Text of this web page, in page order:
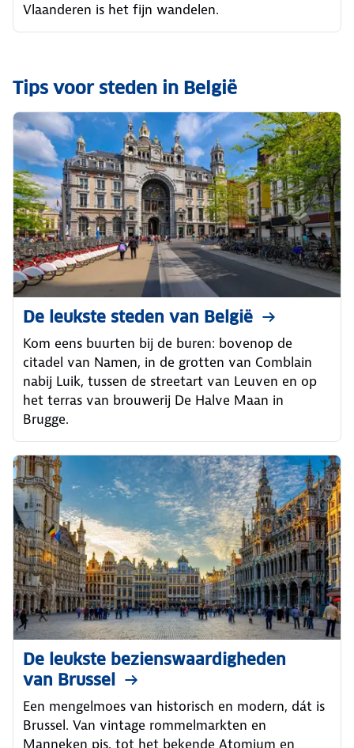
Vlaanderen is het fijn wandelen.
Tips voor steden in België
De leukste steden van België
Kom eens buurten bij de buren: bovenop de
citadel van Namen, in de grotten van Comblain
nabij Luik, tussen de streetart van Leuven en op
het terras van brouwerij De Halve Maan in
Brugge.
De leukste bezienswaardigheden
van Brussel
Een mengelmoes van historisch en modern, dát is
Brussel. Van vintage rommelmarkten en
Manneken pis, tot het bekende Atomium en